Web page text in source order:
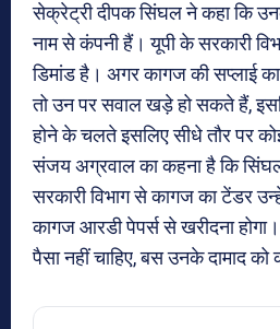
सेक्रेट्री दीपक सिंघल ने कहा कि
नाम से कंपनी हैं। यूपी के सरकारी
डिमांड है। अगर कागज की सप्लाई
तो उन पर सवाल खड़े हो सकते हैं,
होने के चलते इसलिए सीधे तौर पर
संजय अग्रवाल का कहना है कि
सरकारी विभाग से कागज का टेंडर
कागज आरडी पेपर्स से खरीदना
पैसा नहीं चाहिए, बस उनके दामाद को